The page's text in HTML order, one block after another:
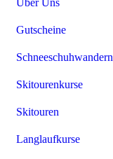
Gutscheine
Schneeschuhwandern
Skitourenkurse
Skitouren
Langlaufkurse